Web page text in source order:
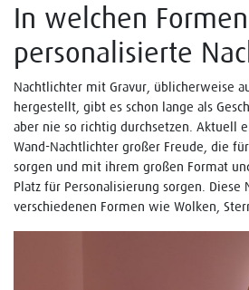
In welchen
personalisierte
Nachtlichter mit Gravur, üblicherweise
hergestellt, gibt es schon lange als
aber nie so richtig durchsetzen. Aktuell
Wand-Nachtlichter großer Freude, die
sorgen und mit ihrem großen Format
Platz für Personalisierung sorgen. Diese
verschiedenen Formen wie Wolken,